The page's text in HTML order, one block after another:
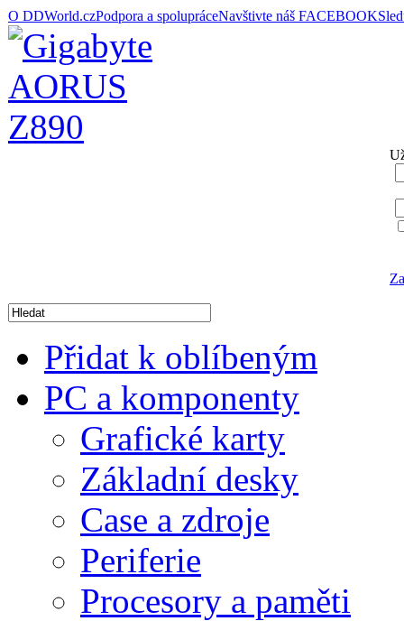
O DDWorld.czPodpora a spolupráceNavštivte náš FACEBOOK
Přidat k oblíbeným
PC a komponenty
Grafické karty
Základní desky
Case a zdroje
Periferie
Procesory a paměti